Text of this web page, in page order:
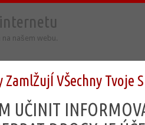
na našem webu.
ZamlŽujÍ VŠechny Tvoje
UČINIT